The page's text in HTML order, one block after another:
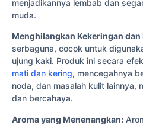
menjadikannya lembab dan
muda.
Menghilangkan Kekeringan dan
serbaguna, cocok untuk
ujung kaki. Produk ini secara
mati dan kering, mencegahnya
noda, dan masalah kulit lainnya,
dan bercahaya.
Aroma yang Menenangkan: